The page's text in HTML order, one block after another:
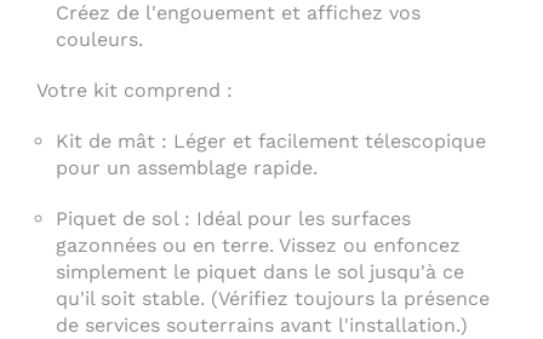
Créez de l'engouement et affichez vos
couleurs.
Votre kit comprend :
Kit de mât : Léger et facilement télescopique
pour un assemblage rapide.
Piquet de sol : Idéal pour les surfaces
gazonnées ou en terre. Vissez ou enfoncez
simplement le piquet dans le sol jusqu'à ce
qu'il soit stable. (Vérifiez toujours la présence
de services souterrains avant l'installation.)